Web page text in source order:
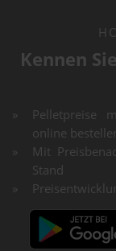
Kennen
Pelletpreise
online
Mit
Stand